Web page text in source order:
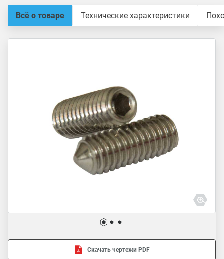
Всё о товаре Технические характеристики
Скачать чертежи PDF